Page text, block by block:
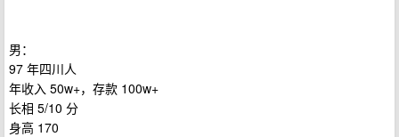
男：
97 年四川人
年收入 50w+，存款 100w+
长相 5/10 分
身高 170